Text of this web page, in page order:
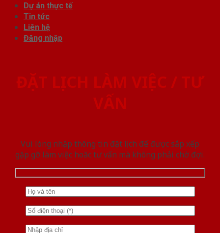
Dự án thực tế
Tin tức
Liên hệ
Đăng nhập
ĐẶT LỊCH LÀM VIỆC / TƯ
VẤN
Vui lòng nhập thông tin đặt lịch để được sắp xếp
gặp gỡ làm việc hoăc tư vấn mà không phải chờ đợi.